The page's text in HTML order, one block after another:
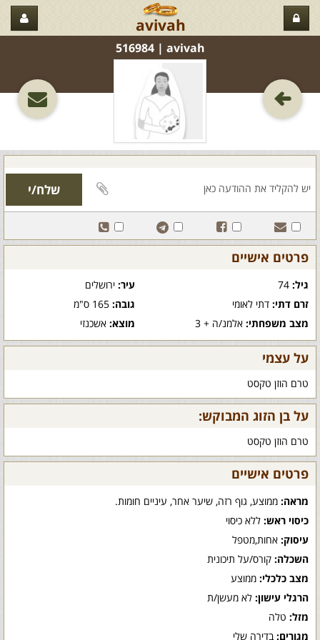
avivah
avivah‏ | 516984
פרטים אישיים
גיל: עיר:ירושלים
זרם דתי: דתי לאומי גובה:165 ס"מ
מצב משפחתי: אלמנ/ה + 3 מוצא:אשכנזי
על עצמי
טרם הוזן טקסט
על בן הזוג המבוקש:
טרם הוזן טקסט
פרטים אישיים
מראה: ממוצע, גוף רזה, שיער אחר, עיניים חומות.
כיסוי ראש: ללא כיסוי
עיסוק: אחות,מטפל
השכלה: קורס/על תיכונית
מצב כלכלי: ממוצע
הרגלי עישון: לא מעשן/ת
מזל: טלה
מגורים: בדירה שלי